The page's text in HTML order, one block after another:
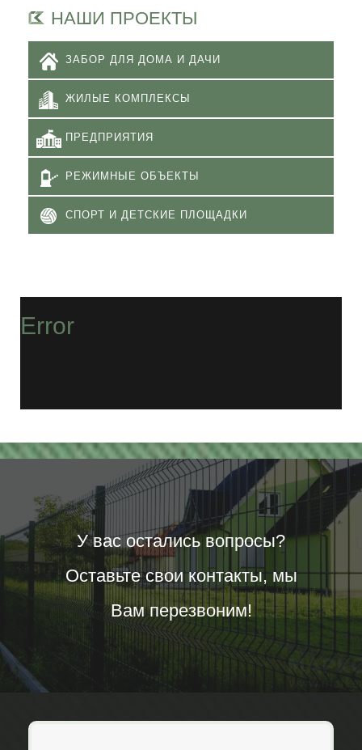
НАШИ ПРОЕКТЫ
ЗАБОР ДЛЯ ДОМА И ДАЧИ
ЖИЛЫЕ КОМПЛЕКСЫ
ПРЕДПРИЯТИЯ
РЕЖИМНЫЕ ОБЪЕКТЫ
СПОРТ И ДЕТСКИЕ ПЛОЩАДКИ
Error
У вас остались вопросы?
Оставьте свои контакты, мы
Вам перезвоним!